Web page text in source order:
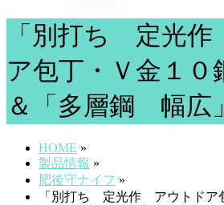
「別打ち 定光
ア包丁・Ｖ金１０
＆「多層鋼 幅広」
HOME »
製品情報 »
肥後守ナイフ »
「別打ち 定光作 アウトドア